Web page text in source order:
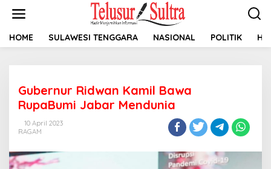
t
HOME SULAWESI TENGGARA NASIONAL POLITIK
Gubernur Ridwan Kamil Bawa
RupaBumi Jabar Mendunia
10 April 2023
RAGAM